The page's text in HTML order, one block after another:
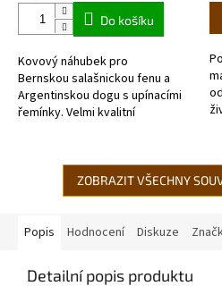
Do košíku
Kovový náhubek pro
Bernskou salašnickou fenu a
Argentinskou dogu s upínacími
řemínky. Velmi kvalitní
ZOBRAZIT VŠECHNY
Popis Hodnocení Diskuze
Detailní popis produktu